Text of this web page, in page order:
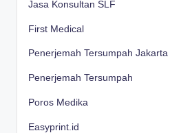
Jasa Konsultan SLF
First Medical
Penerjemah Tersumpah Jakarta
Penerjemah Tersumpah
Poros Medika
Easyprint.id